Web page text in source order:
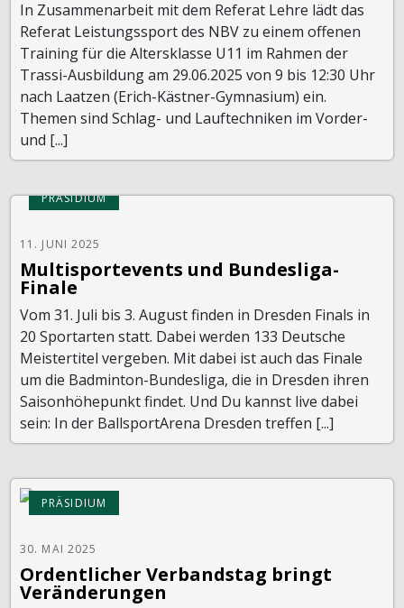
In Zusammenarbeit mit dem Referat Lehre lädt das
Referat Leistungssport des NBV zu einem offenen
Training für die Altersklasse U11 im Rahmen der
Trassi-Ausbildung am 29.06.2025 von 9 bis 12:30 Uhr
nach Laatzen (Erich-Kästner-Gymnasium) ein.
Themen sind Schlag- und Lauftechniken im Vorder-
und [...]
PRÄSIDIUM
11. JUNI 2025
Multisportevents und Bundesliga-
Finale
Vom 31. Juli bis 3. August finden in Dresden Finals in
20 Sportarten statt. Dabei werden 133 Deutsche
Meistertitel vergeben. Mit dabei ist auch das Finale
um die Badminton-Bundesliga, die in Dresden ihren
Saisonhöhepunkt findet. Und Du kannst live dabei
sein: In der BallsportArena Dresden treffen [...]
PRÄSIDIUM
30. MAI 2025
Ordentlicher Verbandstag bringt
Veränderungen